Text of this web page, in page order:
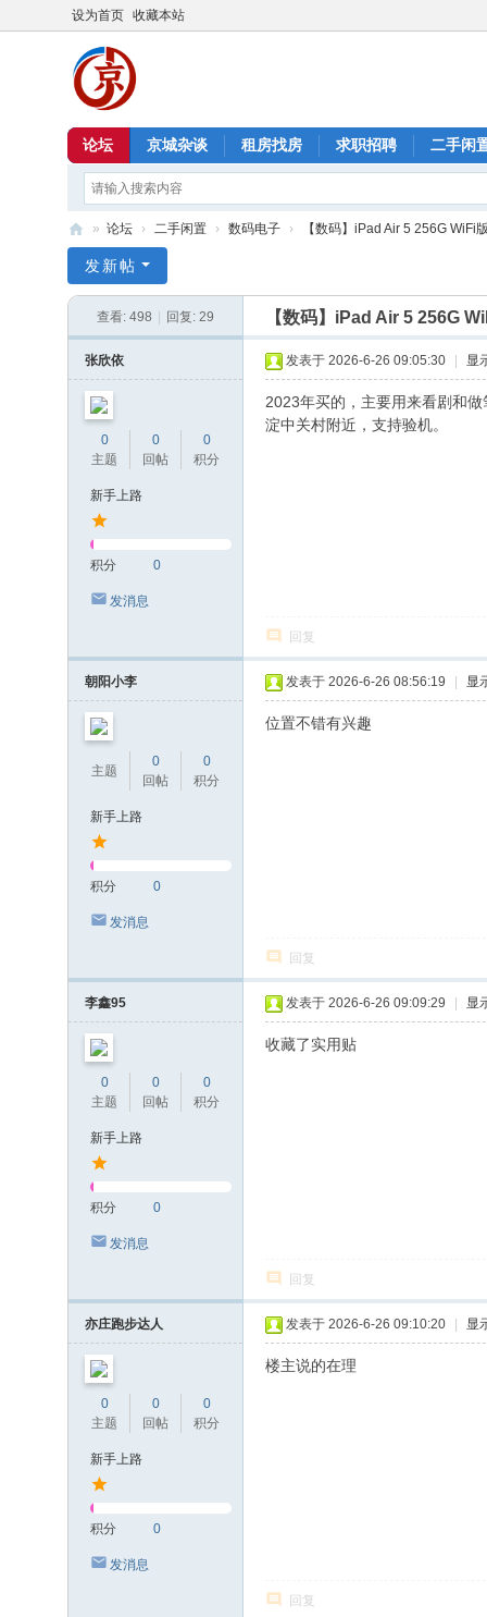
设为首页 收藏本站
论坛 京城杂谈 租房找房 求职招聘 二手闲
京
» 论坛 › 二手闲置 › 数码电子 › 【数码】iPad Air 5 256G WiFi
发新帖
查看: 498 回复: 29 【数码】iPad Air 5 256G
张欣依
0
主题
0
回帖
0
积分
新手上路
积分 0
发消息
发表于 2026-6-26 09:05:30 显
2023年买的，主要用来看剧和
淀中关村附近，支持验机。
回复
朝阳小李
主题
0
回帖
0
积分
新手上路
积分 0
发消息
发表于 2026-6-26 08:56:19 显
位置不错有兴趣
回复
李鑫95
0
主题
0
回帖
0
积分
新手上路
积分 0
发消息
发表于 2026-6-26 09:09:29 显
收藏了实用贴
回复
亦庄跑步达人
0
主题
0
回帖
0
积分
新手上路
积分 0
发消息
发表于 2026-6-26 09:10:20 显
楼主说的在理
回复